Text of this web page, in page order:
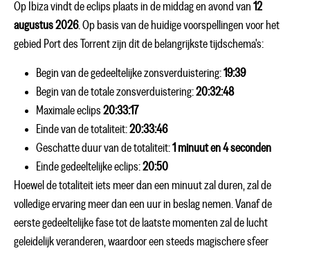
Op Ibiza vindt de eclips plaats in de middag en avond van 12
augustus 2026. Op basis van de huidige voorspellingen voor het
gebied Port des Torrent zijn dit de belangrijkste tijdschema's:
Begin van de gedeeltelijke zonsverduistering:19:39
Begin van de totale zonsverduistering:20:32:48
Maximale eclips 20:33:17
Einde van de totaliteit:20:33:46
Geschatte duur van de totaliteit:1 minuut en 4 seconden
Einde gedeeltelijke eclips:20:50
Hoewel de totaliteit iets meer dan een minuut zal duren, zal de
volledige ervaring meer dan een uur in beslag nemen. Vanaf de
eerste gedeeltelijke fase tot de laatste momenten zal de lucht
geleidelijk veranderen, waardoor een steeds magischere sfeer